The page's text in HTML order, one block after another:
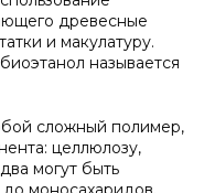
древесные
и макулатуру.
называется
сложный полимер,
целлюлозу,
могут быть